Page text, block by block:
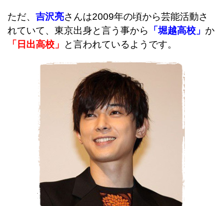
ただ、 吉沢亮さんは2009年の頃から芸能活動さ
れていて、 東京出身と言う事から 「堀越高校」 か
「日出高校」
と言われているようです。